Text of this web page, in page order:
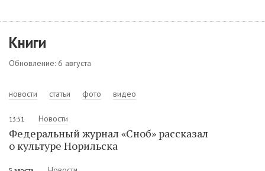
Книги
Обновление: 6 августа
новости статьи фото видео
13:51 Новости
Федеральный журнал «Сноб» рассказал
о культуре Норильска